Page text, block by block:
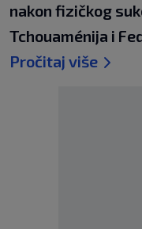
nakon fizičkog
Tchouaménija i
Pročitaj više